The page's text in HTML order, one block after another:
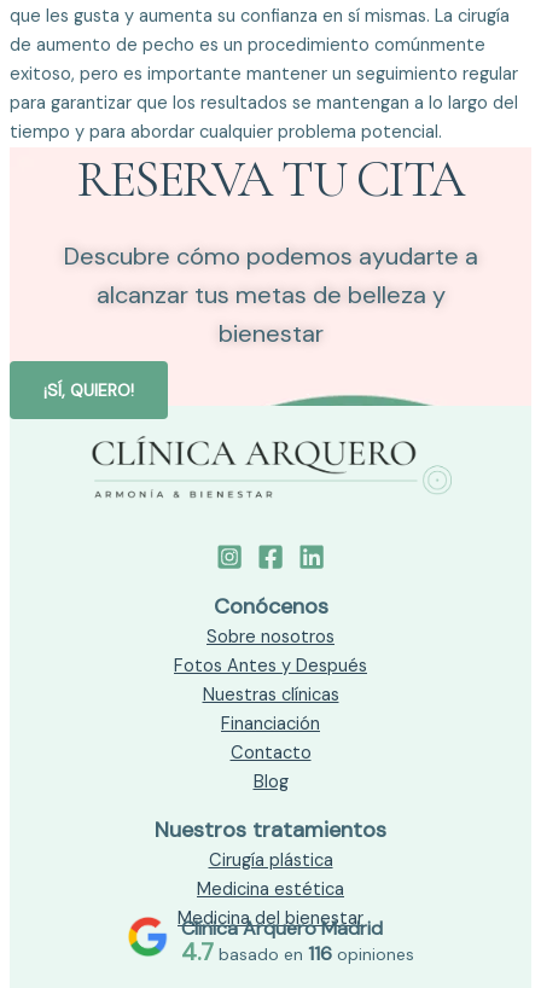
que les gusta y aumenta su confianza en sí mismas. La cirugía
de aumento de pecho es un procedimiento comúnmente
exitoso, pero es importante mantener un seguimiento regular
para garantizar que los resultados se mantengan a lo largo del
tiempo y para abordar cualquier problema potencial.
RESERVA TU CITA
Descubre cómo podemos ayudarte a
alcanzar tus metas de belleza y
bienestar
¡SÍ, QUIERO!
Conócenos
Sobre nosotros
Fotos Antes y Después
Nuestras clínicas
Financiación
Contacto
Blog
Nuestros tratamientos
Cirugía plástica
Medicina estética
Medicina del bienestar
Clínica Arquero Madrid
4.7 basado en 116 opiniones